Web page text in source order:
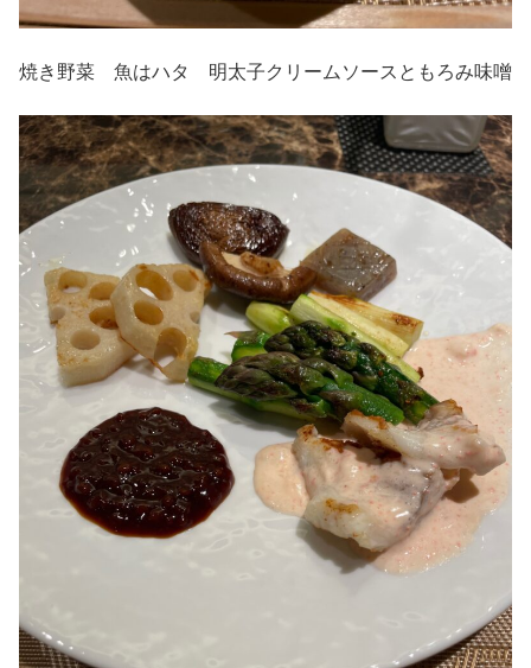
焼き野菜 魚はハタ 明太子クリームソースともろみ味噌